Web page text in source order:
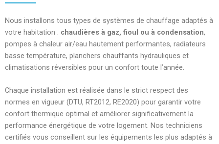
Nous installons tous types de systèmes de chauffage adaptés à
votre habitation : chaudières à gaz, fioul ou à condensation,
pompes à chaleur air/eau hautement performantes, radiateurs
basse température, planchers chauffants hydrauliques et
climatisations réversibles pour un confort toute l’année.
Chaque installation est réalisée dans le strict respect des
normes en vigueur (DTU, RT2012, RE2020) pour garantir votre
confort thermique optimal et améliorer significativement la
performance énergétique de votre logement. Nos techniciens
certifiés vous conseillent sur les équipements les plus adaptés à